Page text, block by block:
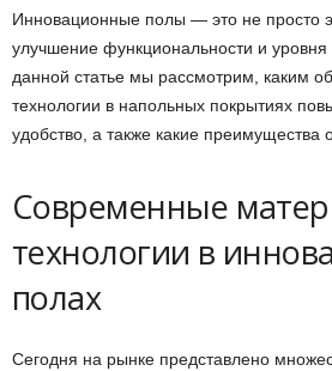
Инновационные полы — это не просто
улучшение функциональности и
данной статье мы рассмотрим, каким
технологии в напольных покрытиях
удобство, а также какие преимущества
Современные
технологии в
полах
Сегодня на рынке представлено